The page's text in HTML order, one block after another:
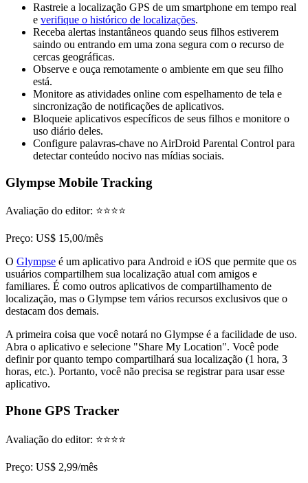
Rastreie a localização GPS de um smartphone em tempo real
e verifique o histórico de localizações.
Receba alertas instantâneos quando seus filhos estiverem
saindo ou entrando em uma zona segura com o recurso de
cercas geográficas.
Observe e ouça remotamente o ambiente em que seu filho
está.
Monitore as atividades online com espelhamento de tela e
sincronização de notificações de aplicativos.
Bloqueie aplicativos específicos de seus filhos e monitore o
uso diário deles.
Configure palavras-chave no AirDroid Parental Control para
detectar conteúdo nocivo nas mídias sociais.
Glympse Mobile Tracking
Avaliação do editor: ⭐⭐⭐⭐
Preço: US$ 15,00/mês
O Glympse é um aplicativo para Android e iOS que permite que os
usuários compartilhem sua localização atual com amigos e
familiares. É como outros aplicativos de compartilhamento de
localização, mas o Glympse tem vários recursos exclusivos que o
destacam dos demais.
A primeira coisa que você notará no Glympse é a facilidade de uso.
Abra o aplicativo e selecione "Share My Location". Você pode
definir por quanto tempo compartilhará sua localização (1 hora, 3
horas, etc.). Portanto, você não precisa se registrar para usar esse
aplicativo.
Phone GPS Tracker
Avaliação do editor: ⭐⭐⭐⭐
Preço: US$ 2,99/mês